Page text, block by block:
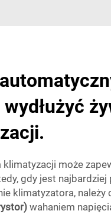
klimatyzacji może
gdy jest najbardziej
klimatyzatora, należy
wahaniem